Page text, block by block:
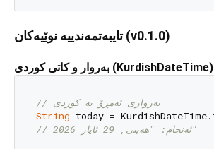
تایبەتمەندییە نوێیەکان (v0.1.0)
بەروار و کاتی کوردی (KurdishDateTime)
// بەرواری ئەمڕۆ بە کوردی
String
// ئەنجام: "هەینی, 29 ئایار 2026"